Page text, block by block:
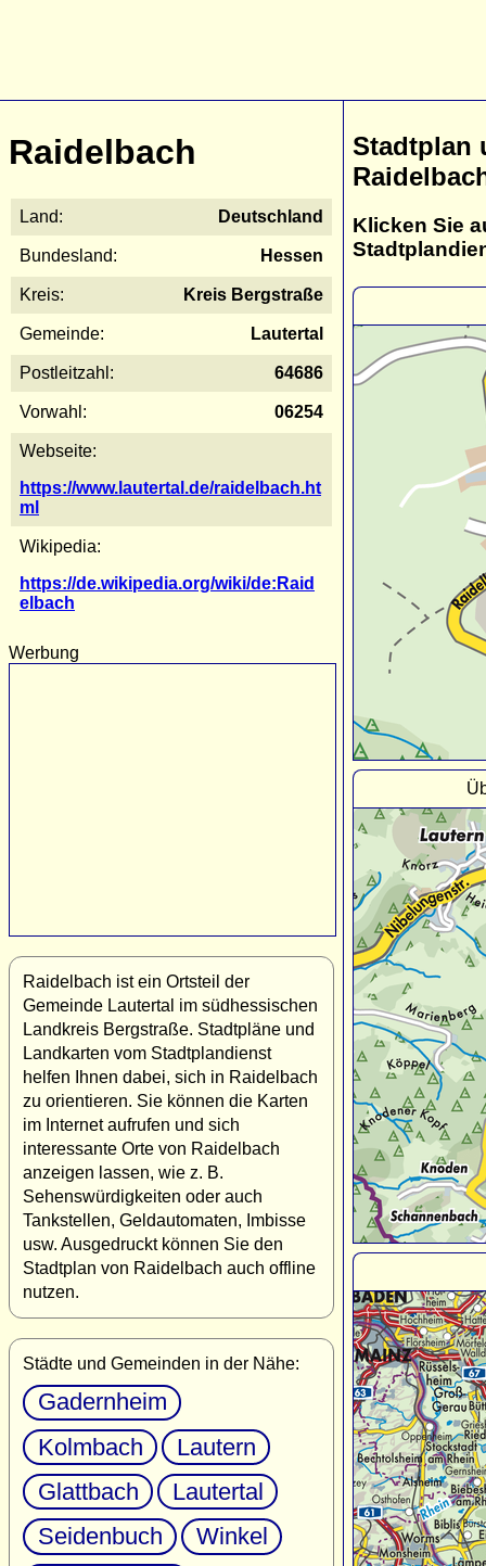
Raidelbach
Land: Deutschland
Bundesland: Hessen
Kreis: Kreis Bergstraße
Gemeinde: Lautertal
Postleitzahl: 64686
Vorwahl: 06254
Webseite:
https://www.lautertal.de/raidelbach.ht
ml
Wikipedia:
https://de.wikipedia.org/wiki/de:Raid
elbach
Werbung
Raidelbach ist ein Ortsteil der
Gemeinde Lautertal im südhessischen
Landkreis Bergstraße. Stadtpläne und
Landkarten vom Stadtplandienst
helfen Ihnen dabei, sich in Raidelbach
zu orientieren. Sie können die Karten
im Internet aufrufen und sich
interessante Orte von Raidelbach
anzeigen lassen, wie z. B.
Sehenswürdigkeiten oder auch
Tankstellen, Geldautomaten, Imbisse
usw. Ausgedruckt können Sie den
Stadtplan von Raidelbach auch offline
nutzen.
Städte und Gemeinden in der Nähe:
Gadernheim
Kolmbach
Lautern
Glattbach
Lautertal
Seidenbuch
Winkel
Stadtplan
Klicken Sie